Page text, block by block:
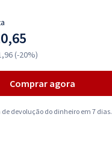
(-20%)
Comprar agora
devolução do dinheiro em 7 dias.